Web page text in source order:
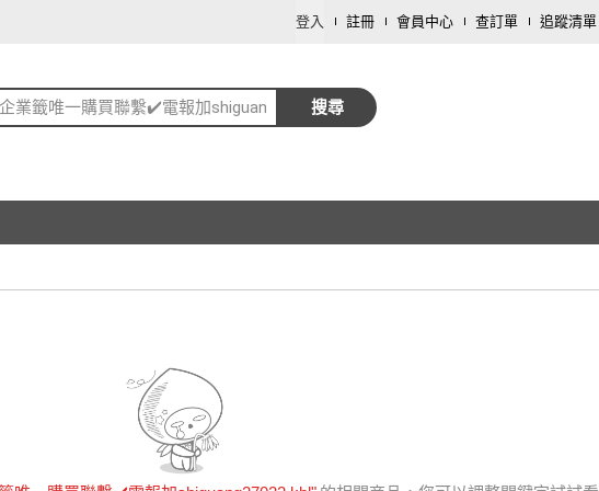
登入 註冊 會員中心 查訂單 追蹤清單
業籤唯一購買聯繫✔️電報加shiguang27022.kbl
搜尋